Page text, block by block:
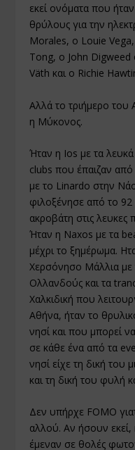
εκεί ονόματα που
θρύλους για την
Morales, ο Louie
Tong, ο John Digweed
Väth και ο Richie
Αλλά το τριήμερο
η Μύκονος.
Ήταν η Ios με τα
clubs που έπαιζαν
με το Linardo στην
φιλοξένησε από το
ακροβάτη στις λευκες
Ήταν η Naxos με τα
μέχρι το ξημέρωμα.
Χερσόνησο Μάλλια με
Ολλανδούς και τα
Χαλκιδική που
Αθήνα, ήταν το
νησί και που μπορεί
σε κάθε ένα από τα
νησί είχε τη δική του
και τη δική του φυλή
Δεν υπήρχε FOMO
αλλού. Αν ήσουν εκεί,
έμεναν σε θολές